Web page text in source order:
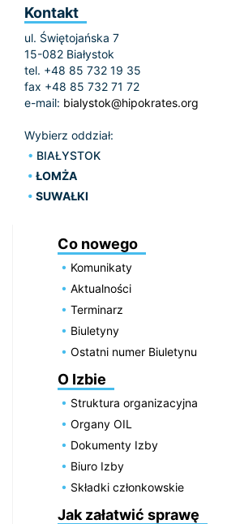
Kontakt
ul. Świętojańska 7
15-082 Białystok
tel. +48 85 732 19 35
fax +48 85 732 71 72
e-mail: bialystok@hipokrates.org
Wybierz oddział:
BIAŁYSTOK
ŁOMŻA
SUWAŁKI
Co nowego
Komunikaty
Aktualności
Terminarz
Biuletyny
Ostatni numer Biuletynu
O Izbie
Struktura organizacyjna
Organy OIL
Dokumenty Izby
Biuro Izby
Składki członkowskie
Jak załatwić sprawę